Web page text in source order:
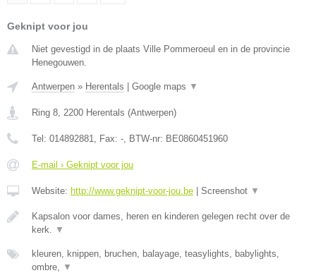
Geknipt voor jou
Niet gevestigd in de plaats Ville Pommeroeul en in de provincie
Henegouwen.
Antwerpen » Herentals Google maps ▼
Ring 8, 2200 Herentals (Antwerpen)
Tel: 014892881, Fax: -, BTW-nr: BE0860451960
E-mail › Geknipt voor jou
Website: http://www.geknipt-voor-jou.be Screenshot ▼
Kapsalon voor dames, heren en kinderen gelegen recht over de
kerk. ▼
kleuren, knippen, bruchen, balayage, teasylights, babylights,
ombre, ▼